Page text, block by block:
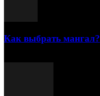
Как выбрать мангал?